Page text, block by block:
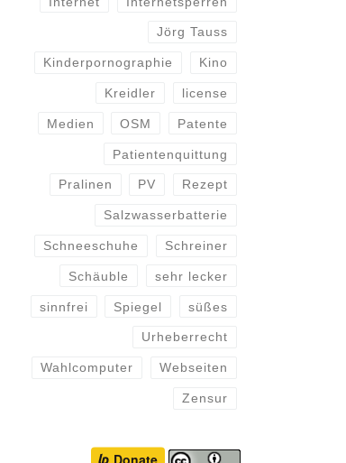
Jörg Tauss
Kinderpornographie Kino
Kreidler license
Medien OSM Patente
Patientenquittung
Pralinen PV Rezept
Salzwasserbatterie
Schneeschuhe Schreiner
Schäuble sehr lecker
sinnfrei Spiegel süßes
Urheberrecht
Wahlcomputer Webseiten
Zensur